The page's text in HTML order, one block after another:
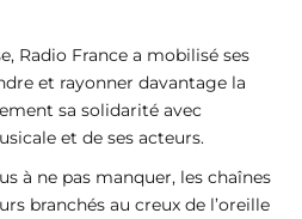
Radio France a mobilisé ses
et rayonner davantage la
sa solidarité avec
et de ses acteurs.
à ne pas manquer, les chaînes
branchés au creux de l’oreille